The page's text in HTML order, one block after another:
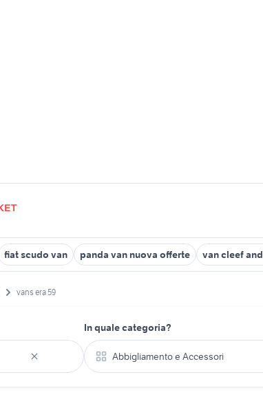
fiat scudo van panda van nuova offerte van cleef
vans era 59
In quale categoria?
Abbigliamento e Accessori